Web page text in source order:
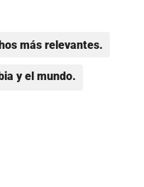
más relevantes.
y el mundo.